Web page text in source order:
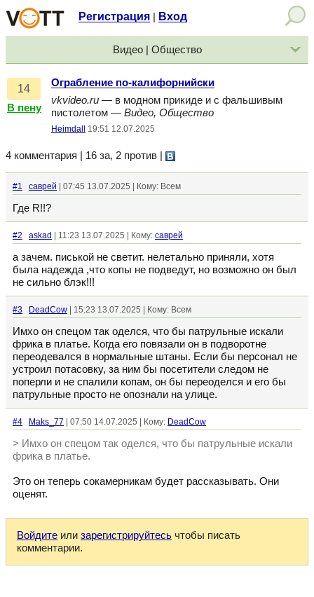
Регистрация Вход
Видео | Общество
14
В пену
Ограбление по-калифорнийски
vkvideo.ru — в модном прикиде и с фальшивым
пистолетом — Видео, Общество
Heimdall 19:51 12.07.2025
4 комментария | 16 за, 2 против
#1 саврей | 07:45 13.07.2025 | Кому: Всем
Где R!!?
#2 askad | 11:23 13.07.2025 | Кому: саврей
а зачем. писькой не светит. нелетально приняли, хотя
была надежда ,что копы не подведут, но возможно он был
не сильно блэк!!!
#3 DeadCow | 15:23 13.07.2025 | Кому: Всем
Имхо он спецом так оделся, что бы патрульные искали
фрика в платье. Когда его повязали он в подворотне
переодевался в нормальные штаны. Если бы персонал не
устроил потасовку, за ним бы посетители следом не
поперли и не спалили копам, он бы переоделся и его бы
патрульные просто не опознали на улице.
#4 Maks_77 | 07:50 14.07.2025 | Кому: DeadCow
> Имхо он спецом так оделся, что бы патрульные искали
фрика в платье.
Это он теперь сокамерникам будет рассказывать. Они
оценят.
Войдите или зарегистрируйтесь чтобы писать
комментарии.